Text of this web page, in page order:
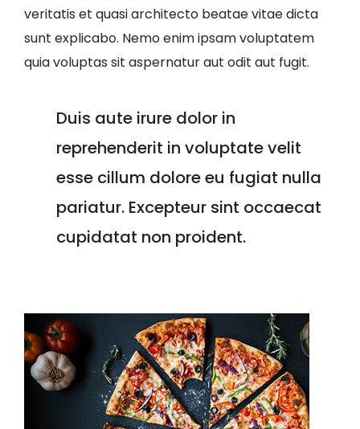
veritatis et quasi architecto beatae vitae dicta
sunt explicabo. Nemo enim ipsam voluptatem
quia voluptas sit aspernatur aut odit aut fugit.
Duis aute irure dolor in
reprehenderit in voluptate velit
esse cillum dolore eu fugiat nulla
pariatur. Excepteur sint occaecat
cupidatat non proident.